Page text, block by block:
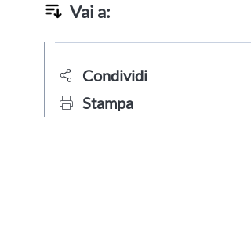
Vai a:
Condividi
Stampa